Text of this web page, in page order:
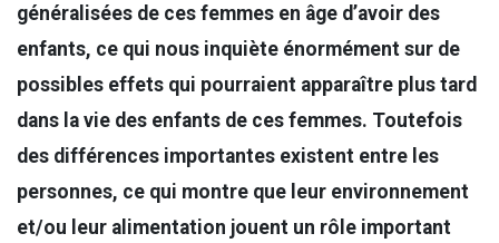
généralisées de ces femmes en âge d’avoir des
enfants, ce qui nous inquiète énormément sur de
possibles effets qui pourraient apparaître plus tard
dans la vie des enfants de ces femmes. Toutefois
des différences importantes existent entre les
personnes, ce qui montre que leur environnement
et/ou leur alimentation jouent un rôle important